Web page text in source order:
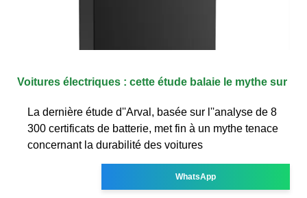
Voitures électriques : cette étude balaie le mythe sur
La dernière étude d''Arval, basée sur l''analyse de 8
300 certificats de batterie, met fin à un mythe tenace
concernant la durabilité des voitures
WhatsApp